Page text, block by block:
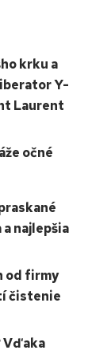
krku a
Y-
Laurent
očné
najlepšia
od firmy
čistenie
Vďaka